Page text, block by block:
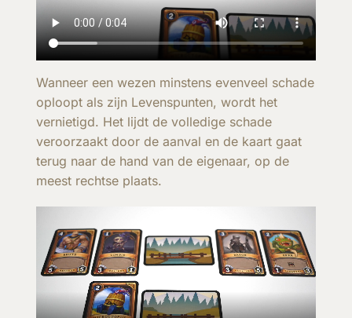
Wanneer een wezen minstens evenveel schade
oploopt als zijn Levenspunten, wordt het
vernietigd. Het lijdt de volledige schade
veroorzaakt door de aanval en de kaart gaat
terug naar de hand van de eigenaar, op de
meest rechtse plaats.